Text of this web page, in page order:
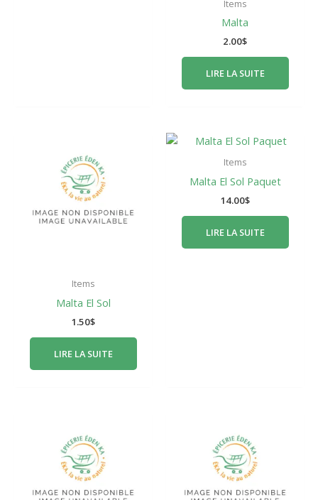
Items
Malta
2.00$
LIRE LA SUITE
Items
Malta El Sol
1.50$
LIRE LA SUITE
Items
Malta El Sol Paquet
14.00$
LIRE LA SUITE